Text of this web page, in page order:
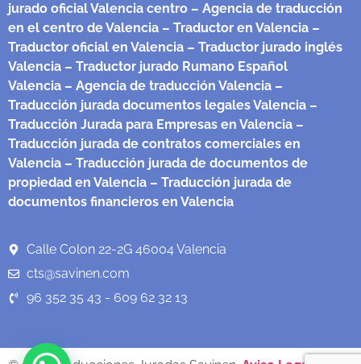
jurado oficial Valencia centro – Agencia de traducción
en el centro de Valencia – Traductor en Valencia –
Traductor oficial en Valencia – Traductor jurado inglés
Valencia – Traductor jurado Rumano Español
Valencia – Agencia de traducción Valencia –
Traducción jurada documentos legales Valencia –
Traducción Jurada para Empresas en Valencia –
Traducción jurada de contratos comerciales en
Valencia – Traducción jurada de documentos de
propiedad en Valencia – Traducción jurada de
documentos financieros en Valencia
Calle Colon 22-2G 46004 Valencia
cts@savinen.com
96 352 35 43 - 609 62 32 13